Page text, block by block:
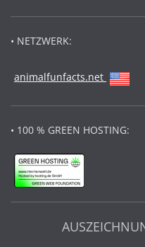
• NETZWERK:
animalfunfacts.net
• 100 % GREEN HOSTING: